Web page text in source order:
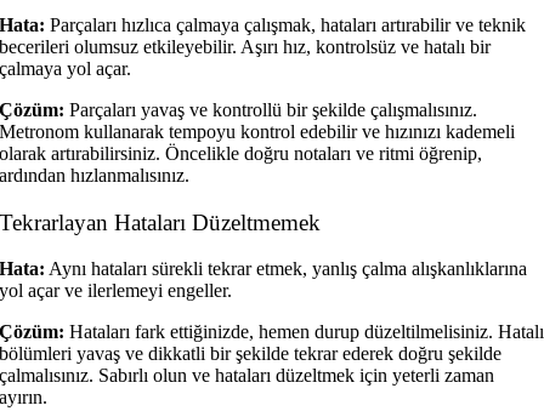
Hata: Parçaları hızlıca çalmaya çalışmak, hataları artırabilir ve teknik
becerileri olumsuz etkileyebilir. Aşırı hız, kontrolsüz ve hatalı bir
çalmaya yol açar.
Çözüm: Parçaları yavaş ve kontrollü bir şekilde çalışmalısınız.
Metronom kullanarak tempoyu kontrol edebilir ve hızınızı kademeli
olarak artırabilirsiniz. Öncelikle doğru notaları ve ritmi öğrenip,
ardından hızlanmalısınız.
Tekrarlayan Hataları Düzeltmemek
Hata: Aynı hataları sürekli tekrar etmek, yanlış çalma alışkanlıklarına
yol açar ve ilerlemeyi engeller.
Çözüm: Hataları fark ettiğinizde, hemen durup düzeltilmelisiniz. Hatalı
bölümleri yavaş ve dikkatli bir şekilde tekrar ederek doğru şekilde
çalmalısınız. Sabırlı olun ve hataları düzeltmek için yeterli zaman
ayırın.